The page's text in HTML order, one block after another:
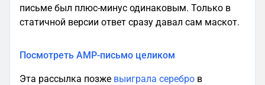
письме был плюс-минус одинаковым. Только в
статичной версии ответ сразу давал сам маскот.
Посмотреть AMP-письмо целиком
Эта рассылка позже выиграла серебро в